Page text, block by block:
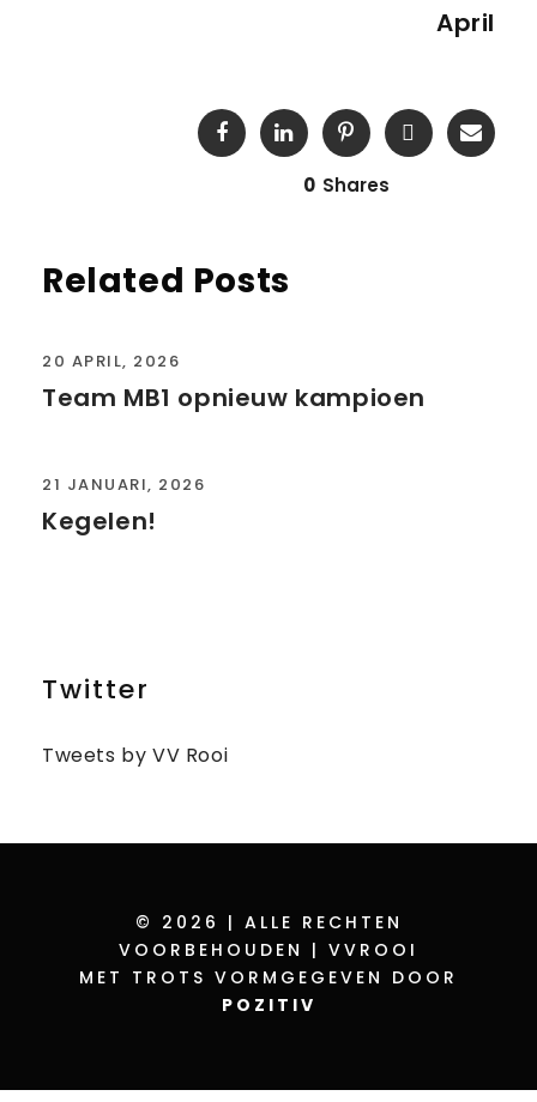
April
0 Shares
Related Posts
20 APRIL, 2026
Team MB1 opnieuw kampioen
21 JANUARI, 2026
Kegelen!
Twitter
Tweets by VV Rooi
© 2026 | ALLE RECHTEN
VOORBEHOUDEN | VVROOI
MET TROTS VORMGEGEVEN DOOR
POZITIV